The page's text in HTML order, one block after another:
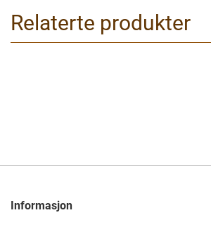
Relaterte produkter
Informasjon